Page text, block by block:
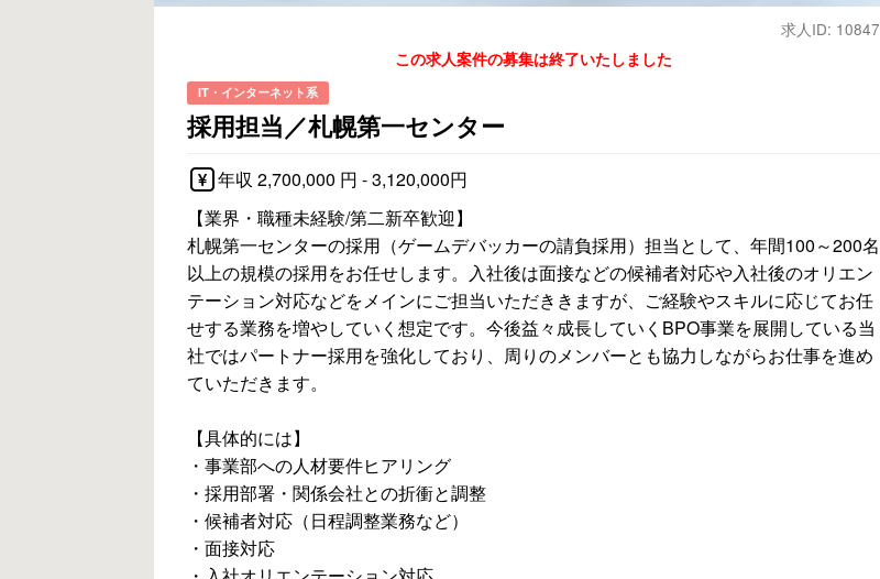
求人ID: 10847
この求人案件の募集は終了いたしました
IT・インターネット系
採用担当／札幌第一センター
年収 2,700,000 円 - 3,120,000円
【業界・職種未経験/第二新卒歓迎】
札幌第一センターの採用（ゲームデバッカーの請負採用）担当として、年間100～200名
以上の規模の採用をお任せします。入社後は面接などの候補者対応や入社後のオリエン
テーション対応などをメインにご担当いただききますが、ご経験やスキルに応じてお任
せする業務を増やしていく想定です。今後益々成長していくBPO事業を展開している当
社ではパートナー採用を強化しており、周りのメンバーとも協力しながらお仕事を進め
ていただきます。
【具体的には】
・事業部への人材要件ヒアリング
・採用部署・関係会社との折衝と調整
・候補者対応（日程調整業務など）
・面接対応